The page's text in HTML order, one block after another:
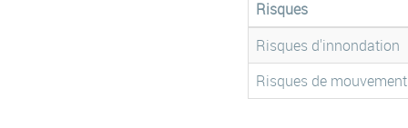
Risques
Risques d'innondation
Risques de